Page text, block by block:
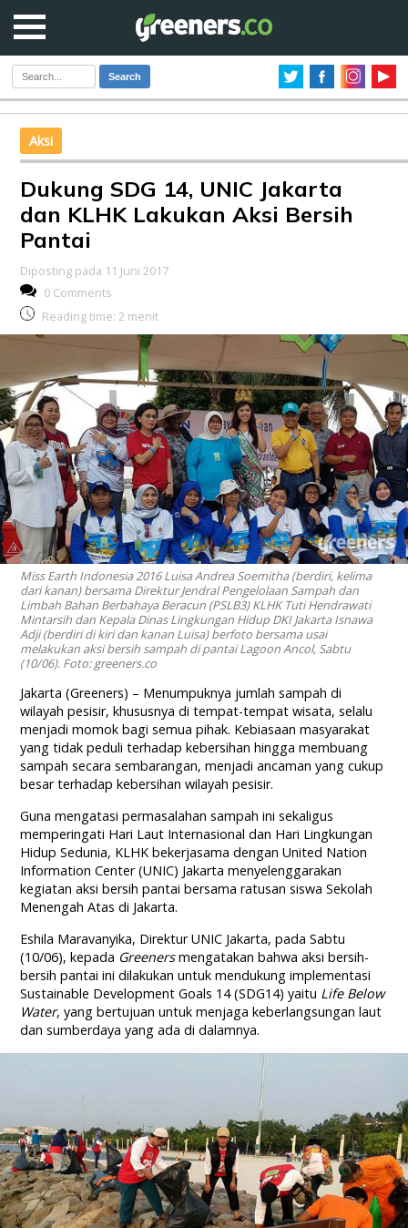
Search
Aksi
Dukung SDG 14, UNIC Jakarta
dan KLHK Lakukan Aksi Bersih
Pantai
Diposting pada 11 Juni 2017
0 Comments
Reading time: 2 menit
Miss Earth Indonesia 2016 Luisa Andrea Soemitha (berdiri, kelima
dari kanan) bersama Direktur Jendral Pengelolaan Sampah dan
Limbah Bahan Berbahaya Beracun (PSLB3) KLHK Tuti Hendrawati
Mintarsih dan Kepala Dinas Lingkungan Hidup DKI Jakarta Isnawa
Adji (berdiri di kiri dan kanan Luisa) berfoto bersama usai
melakukan aksi bersih sampah di pantai Lagoon Ancol, Sabtu
(10/06). Foto: greeners.co
Jakarta (Greeners) – Menumpuknya jumlah sampah di
wilayah pesisir, khususnya di tempat-tempat wisata, selalu
menjadi momok bagi semua pihak. Kebiasaan masyarakat
yang tidak peduli terhadap kebersihan hingga membuang
sampah secara sembarangan, menjadi ancaman yang cukup
besar terhadap kebersihan wilayah pesisir.
Guna mengatasi permasalahan sampah ini sekaligus
memperingati Hari Laut Internasional dan Hari Lingkungan
Hidup Sedunia, KLHK bekerjasama dengan United Nation
Information Center (UNIC) Jakarta menyelenggarakan
kegiatan aksi bersih pantai bersama ratusan siswa Sekolah
Menengah Atas di Jakarta.
Eshila Maravanyika, Direktur UNIC Jakarta, pada Sabtu
(10/06), kepada Greenersmengatakan bahwa aksi bersih-
bersih pantai ini dilakukan untuk mendukung implementasi
Sustainable Development Goals 14 (SDG14) yaitu Life Below
Water, yang bertujuan untuk menjaga keberlangsungan laut
dan sumberdaya yang ada di dalamnya.